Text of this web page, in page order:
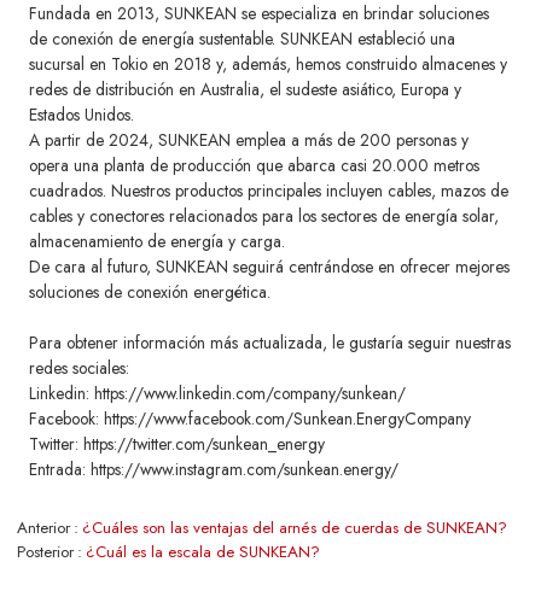
Fundada en 2013, SUNKEAN se especializa en brindar soluciones
de conexión de energía sustentable. SUNKEAN estableció una
sucursal en Tokio en 2018 y, además, hemos construido almacenes y
redes de distribución en Australia, el sudeste asiático, Europa y
Estados Unidos.
A partir de 2024, SUNKEAN emplea a más de 200 personas y
opera una planta de producción que abarca casi 20.000 metros
cuadrados. Nuestros productos principales incluyen cables, mazos de
cables y conectores relacionados para los sectores de energía solar,
almacenamiento de energía y carga.
De cara al futuro, SUNKEAN seguirá centrándose en ofrecer mejores
soluciones de conexión energética.
Para obtener información más actualizada, le gustaría seguir nuestras
redes sociales:
Linkedin: https://www.linkedin.com/company/sunkean/
Facebook: https://www.facebook.com/Sunkean.EnergyCompany
Twitter: https://twitter.com/sunkean_energy
Entrada: https://www.instagram.com/sunkean.energy/
Anterior ¿Cuáles son las ventajas del arnés de cuerdas de SUNKEAN?
Posterior ¿Cuál es la escala de SUNKEAN?